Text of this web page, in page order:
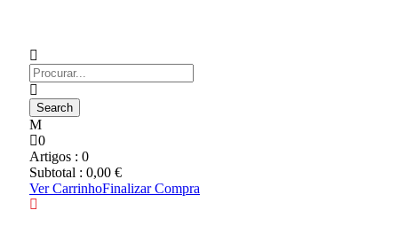
0
Artigos : 0
Subtotal : 0,00 €
Ver CarrinhoFinalizar Compra